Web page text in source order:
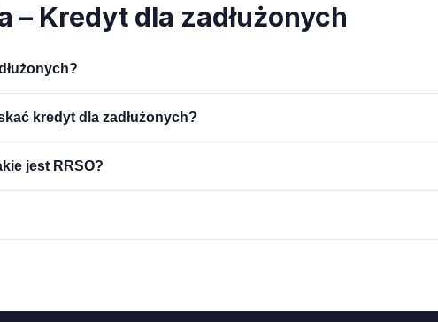
– Kredyt dla zadłużonych
kredyt dla zadłużonych?
jest RRSO?